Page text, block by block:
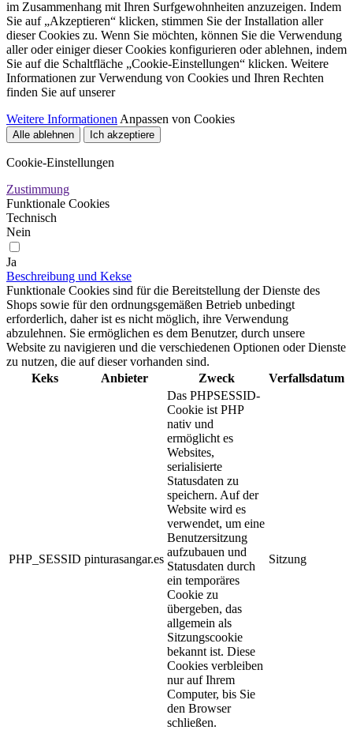
im Zusammenhang mit Ihren Surfgewohnheiten anzuzeigen. Indem
Sie auf „Akzeptieren“ klicken, stimmen Sie der Installation aller
dieser Cookies zu. Wenn Sie möchten, können Sie die Verwendung
aller oder einiger dieser Cookies konfigurieren oder ablehnen, indem
Sie auf die Schaltfläche „Cookie-Einstellungen“ klicken. Weitere
Informationen zur Verwendung von Cookies und Ihren Rechten
finden Sie auf unserer
Weitere Informationen Anpassen von Cookies
Alle ablehnen Ich akzeptiere
Cookie-Einstellungen
Zustimmung
Funktionale Cookies
Technisch
Nein
Ja
Beschreibung und Kekse
Funktionale Cookies sind für die Bereitstellung der Dienste des
Shops sowie für den ordnungsgemäßen Betrieb unbedingt
erforderlich, daher ist es nicht möglich, ihre Verwendung
abzulehnen. Sie ermöglichen es dem Benutzer, durch unsere
Website zu navigieren und die verschiedenen Optionen oder Dienste
zu nutzen, die auf dieser vorhanden sind.
Keks
Anbieter Zweck Verfallsdatum
PHP_SESSID pinturasangar.es
Das PHPSESSID-
Cookie ist PHP
nativ und
ermöglicht es
Websites,
serialisierte
Statusdaten zu
speichern. Auf der
Website wird es
verwendet, um eine
Benutzersitzung
aufzubauen und
Statusdaten durch
ein temporäres
Cookie zu
übergeben, das
allgemein als
Sitzungscookie
bekannt ist. Diese
Cookies verbleiben
nur auf Ihrem
Computer, bis Sie
den Browser
schließen.
Sitzung